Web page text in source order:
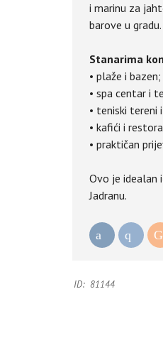
i marinu za
barove u gradu.
Stanarima
• plaže i bazen;
• spa centar i
• teniski tereni
• kafići i
• praktičan
Ovo je idealan
Jadranu.
ID: 81144